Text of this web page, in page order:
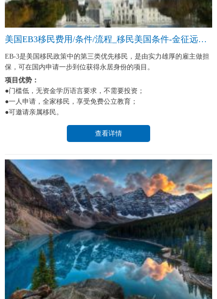
美国EB3移民费用/条件/流程_移民美国条件-金征远皇家移民中介
EB-3是美国移民政策中的第三类优先移民，是由实力雄厚的雇主做担
保，可在国内申请一步到位获得永居身份的项目。
项目优势：
●门槛低，无资金学历语言要求，不需要投资；
●一人申请，全家移民，享受免费公立教育；
●可邀请亲属移民。
查看详情